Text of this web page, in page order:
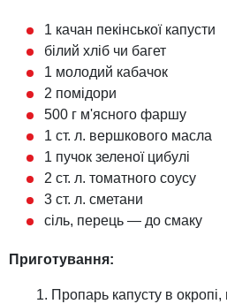
1 качан пекінської капусти
білий хліб чи багет
1 молодий кабачок
2 помідори
500 г м'ясного фаршу
1 ст. л. вершкового масла
1 пучок зеленої цибулі
2 ст. л. томатного соусу
3 ст. л. сметани
сіль, перець — до смаку
Приготування:
Пропарь капусту в окропі,